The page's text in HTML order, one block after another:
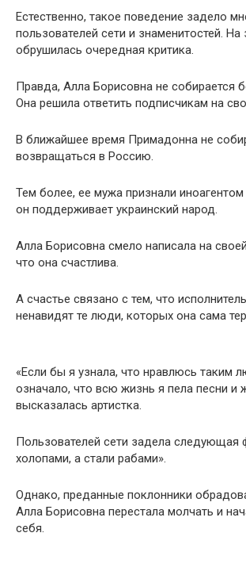
Естественно, такое поведение задело
пользователей сети и знаменитостей. На
обрушилась очередная критика.
Правда, Алла Борисовна не собирается
Она решила ответить подписчикам на
В ближайшее время Примадонна не
возвращаться в Россию.
Тем более, ее мужа признали иноагентом
он поддерживает украинский народ.
Алла Борисовна смело написала на
что она счастлива.
А счастье связано с тем, что
ненавидят те люди, которых она сама
«Если бы я узнала, что нравлюсь таким
означало, что всю жизнь я пела песни и
высказалась артистка.
Пользователей сети задела следующая
холопами, а стали рабами».
Однако, преданные поклонники
Алла Борисовна перестала молчать и
себя.